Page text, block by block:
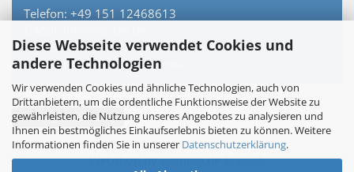
Diese Webseite verwendet Cookies und
andere Technologien
Wir verwenden Cookies und ähnliche Technologien, auch von
Drittanbietern, um die ordentliche Funktionsweise der Website zu
gewährleisten, die Nutzung unseres Angebotes zu analysieren und
Ihnen ein bestmögliches Einkaufserlebnis bieten zu können. Weitere
Informationen finden Sie in unserer Datenschutzerklärung.
Telefon: +49 151 12468613
Persönlich erreichbar – keine Hotline.
Vertrag widerrufen
Webshopby Gambio.de © 2026